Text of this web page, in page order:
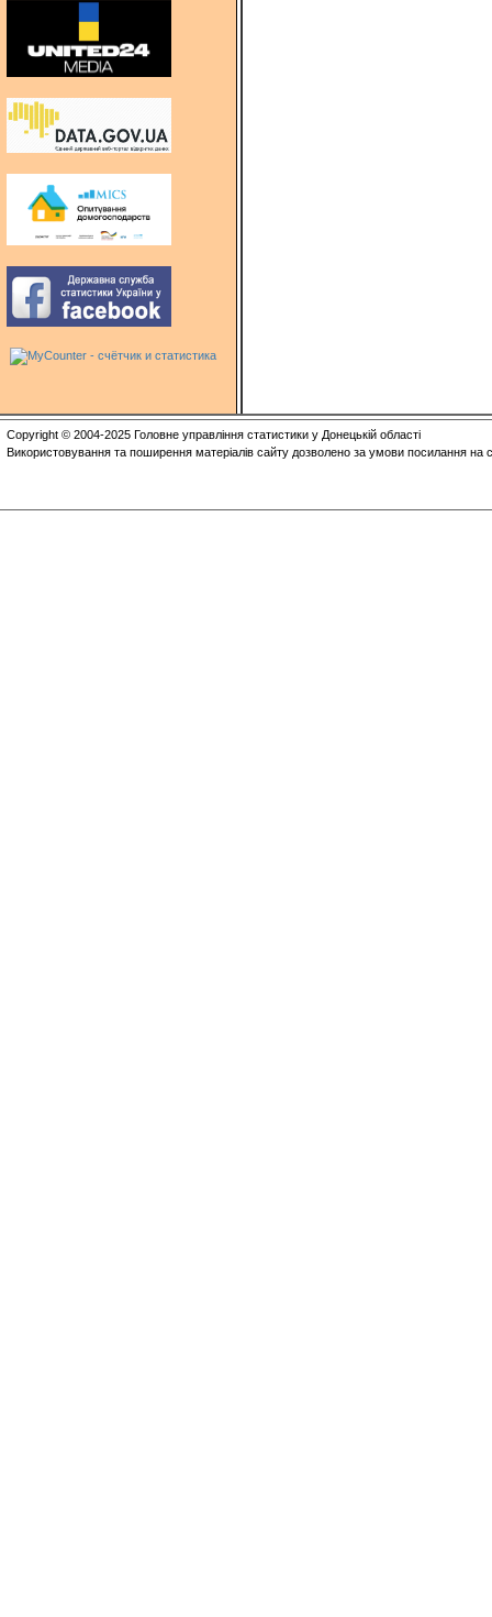
Copyright © 2004-2025 Головне управління статистики у Донецькій області
Використовування та поширення матеріалів сайту дозволено за умови посилання на